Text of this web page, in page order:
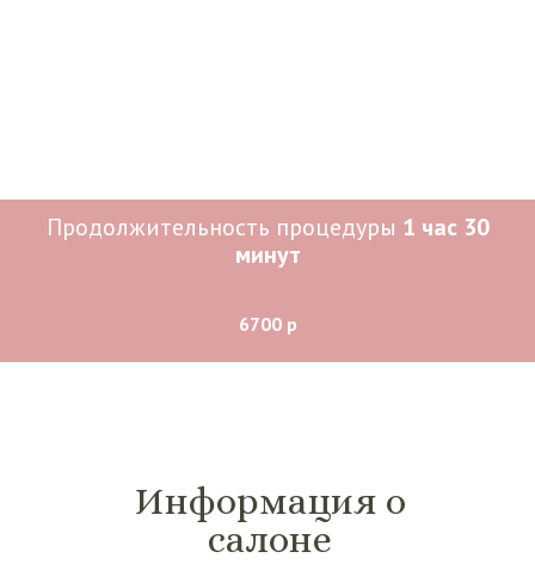
Продолжительность процедуры 1 час 30
минут
6700 р
Информация о
салоне